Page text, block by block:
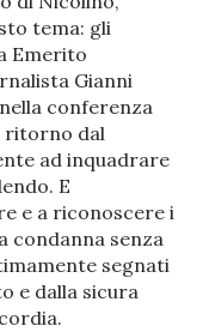
tema: gli
Emerito
Gianni
conferenza
ritorno dal
ad inquadrare
E
e a riconoscere i
condanna senza
segnati
e dalla sicura